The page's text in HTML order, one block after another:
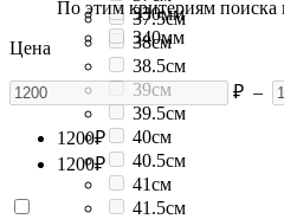
37.5см
38см
38.5см
39см
39.5см
40см
40.5см
41см
41.5см
330мм
340мм
По этим критериям поиска
Цена
₽ –
1200₽
1200₽